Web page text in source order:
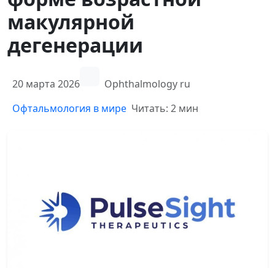
макулярной
дегенерации
20 марта 2026
Ophthalmology ru
Офтальмология в мире Читать: 2 мин